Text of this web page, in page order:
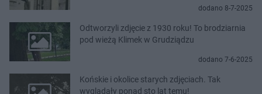
dodano 8-7-2025
Odtworzyli zdjęcie z 1930 roku! To brodziarnia
pod wieżą Klimek w Grudziądzu
dodano 7-6-2025
Końskie i okolice starych zdjęciach. Tak
wyglądały ponad sto lat temu!